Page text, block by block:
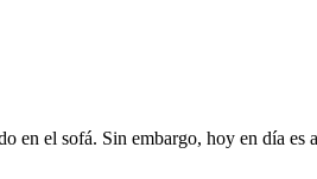
en el sofá. Sin embargo, hoy en día es